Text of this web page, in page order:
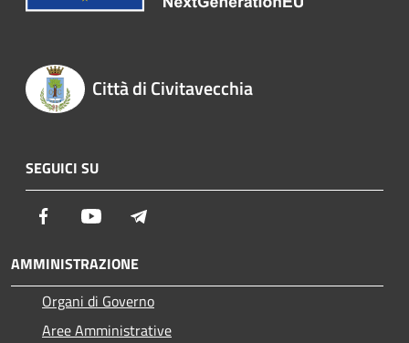
Città di Civitavecchia
SEGUICI SU
Facebook Youtube
AMMINISTRAZIONE
Organi di Governo
Aree Amministrative